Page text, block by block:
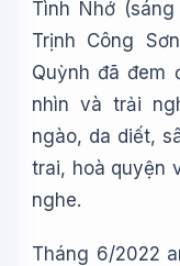
Tình Nhớ
Trịnh Công
Quỳnh đã đem
nhìn và trải
ngào, da diết,
trai, hoà quyện
nghe.
Tháng 6/2022